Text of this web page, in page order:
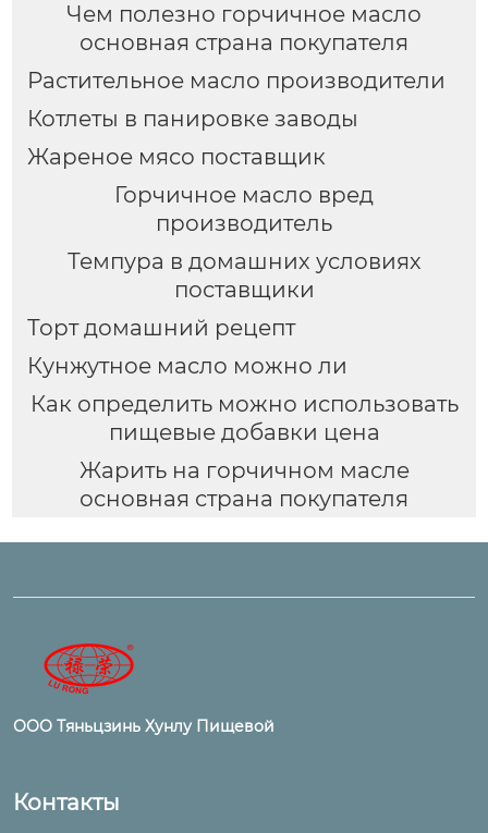
Чем полезно горчичное масло
основная страна покупателя
Растительное масло производители
Котлеты в панировке заводы
Жареное мясо поставщик
Горчичное масло вред
производитель
Темпура в домашних условиях
поставщики
Торт домашний рецепт
Кунжутное масло можно ли
Как определить можно использовать
пищевые добавки цена
Жарить на горчичном масле
основная страна покупателя
ООО Тяньцзинь Хунлу Пищевой
Контакты